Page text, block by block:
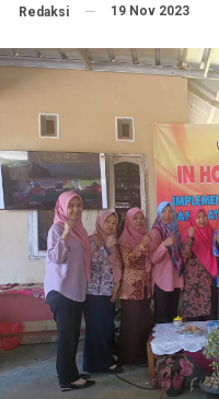
Redaksi 19 Nov 2023